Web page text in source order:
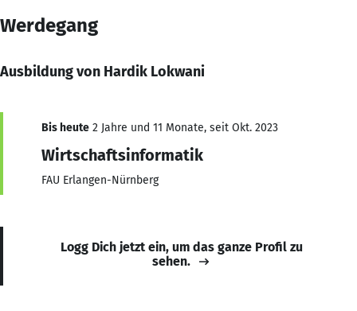
Werdegang
Ausbildung von Hardik Lokwani
Bis heute 2 Jahre und 11 Monate, seit Okt. 2023
Wirtschaftsinformatik
FAU Erlangen-Nürnberg
Logg Dich jetzt ein, um das ganze Profil zu
sehen.